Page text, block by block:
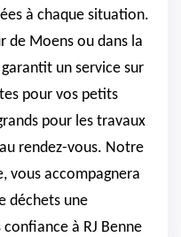
à chaque situation.
de Moens ou dans la
un service sur
pour vos petits
pour les travaux
rendez-vous. Notre
vous accompagnera
déchets une
à RJ Benne